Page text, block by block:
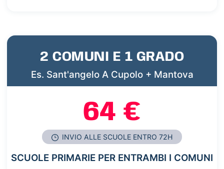
2 COMUNI E 1 GRADO
Es. Sant'angelo A Cupolo + Mantova
64 €
INVIO ALLE SCUOLE ENTRO 72H
SCUOLE PRIMARIE PER ENTRAMBI I COMUNI